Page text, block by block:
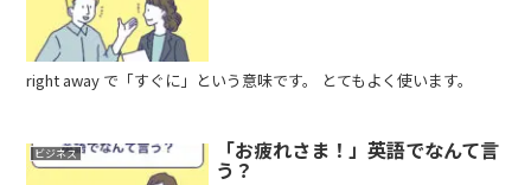
right away で「すぐに」という意味です。 とてもよく使います。
ビジネス 「お疲れさま！」英語でなんて言
う？